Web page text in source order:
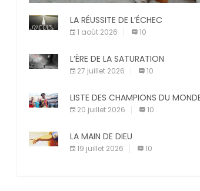
compagnie est un sujet très
Les adeptes affirment que la présence
LA RÉUSSITE DE L’ÉCHEC
1 août 2026 10
L’ÈRE DE LA SATURATION
27 juillet 2026 10
LISTE DES CHAMPIONS DU
20 juillet 2026 10
LA MAIN DE DIEU
19 juillet 2026 10